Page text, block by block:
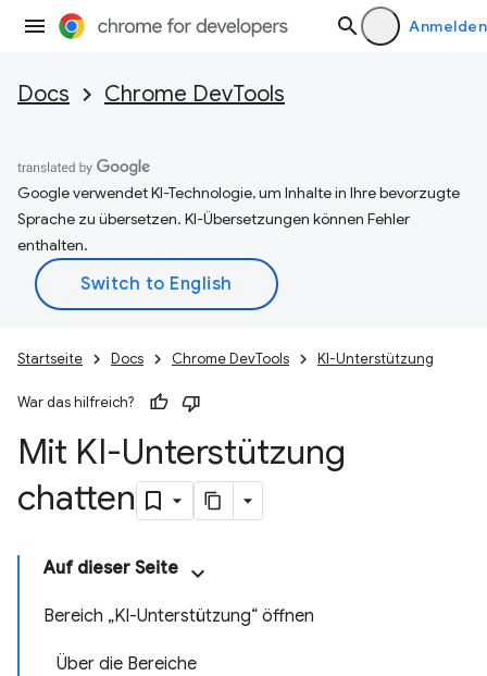
Anmelden
Docs Chrome DevTools
Google verwendet KI-Technologie, um Inhalte in Ihre bevorzugte
Sprache zu übersetzen. KI-Übersetzungen können Fehler
enthalten.
Startseite Docs Chrome DevTools KI-Unterstützung
War das hilfreich?
Mit KI-Unterstützung
chatten
Auf dieser Seite
Bereich „KI-Unterstützung“ öffnen
Über die Bereiche